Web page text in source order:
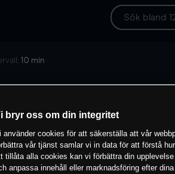
10 min
bryr oss om din integritet
använder cookies för att säkerställa att vår
vår tjänst samlar vi in data för att förstå
tillåta alla cookies kan vi förbättra din
anpassa innehåll eller marknadsföring efter